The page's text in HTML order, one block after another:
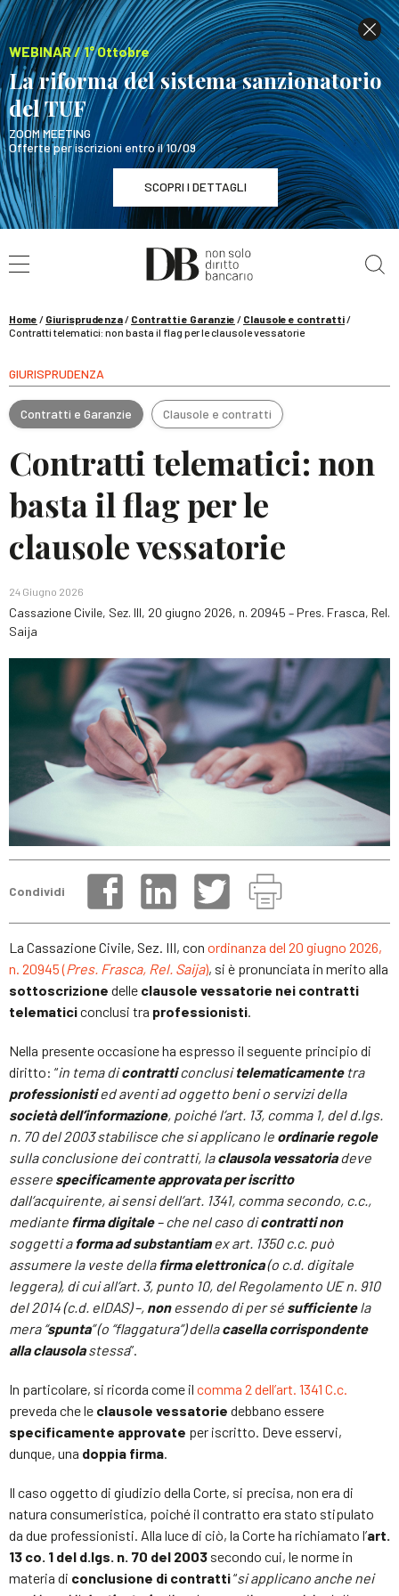
WEBINAR / 1° Ottobre
La riforma del sistema sanzionatorio
del TUF
ZOOM MEETING
Offerte per iscrizioni entro il 10/09
SCOPRI I DETTAGLI
WEBINAR / 1° Ottobre
La riforma del sistema sanzionatorio del TUF
Home / Giurisprudenza/ Contratti e Garanzie / Clausole e contratti/
Contratti telematici: non basta il flag per le clausole vessatorie
GIURISPRUDENZA
Contratti e Garanzie Clausole e contratti
Contratti telematici: non
basta il flag per le
clausole vessatorie
24 Giugno 2026
Cassazione Civile, Sez. III, 20 giugno 2026, n. 20945 – Pres. Frasca, Rel.
Saija
Condividi
La Cassazione Civile, Sez. III, con ordinanza del 20 giugno 2026,
n. 20945 (Pres. Frasca, Rel. Saija), si è pronunciata in merito alla
sottoscrizione delle clausole vessatorie nei contratti
telematiciconclusi tra professionisti.
Nella presente occasione ha espresso il seguente principio di
diritto: “in tema dicontratticonclusitelematicamentetra
professionistied aventi ad oggetto beni o servizi della
società dell’informazione, poiché l’art. 13, comma 1, del d.lgs.
n. 70 del 2003 stabilisce che si applicano le ordinarie regole
sulla conclusione dei contratti, laclausola vessatoriadeve
essere specificamente approvata per iscritto
dall’acquirente, ai sensi dell’art. 1341, comma secondo, c.c.,
mediante firma digitale– che nel caso dicontratti non
soggetti a forma ad substantiamex art. 1350 c.c. può
assumere la veste della firma elettronica(o c.d. digitale
leggera), di cui all’art. 3, punto 10, del Regolamento UE n. 910
del 2014 (c.d. eIDAS) –, nonessendo di per sé sufficientela
mera “spunta” (o “flaggatura”) dellacasella corrispondente
alla clausolastessa”.
In particolare, si ricorda come il comma 2 dell’art. 1341 C.c.
preveda che le clausole vessatorie debbano essere
specificamente approvate per iscritto. Deve esservi,
dunque, una doppia firma.
Il caso oggetto di giudizio della Corte, si precisa, non era di
natura consumeristica, poiché il contratto era stato stipulato
da due professionisti. Alla luce di ciò, la Corte ha richiamato l’art.
13 co. 1 del d.lgs. n. 70 del 2003 secondo cui, le norme in
materia di conclusione di contratti“si applicano anche nei